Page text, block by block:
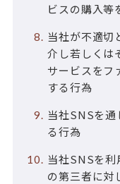
ビスの購入等
当社が不適切
介し若しくは
サービスをフ
する行為
当社SNSを
る行為
当社SNSを
の第三者に対